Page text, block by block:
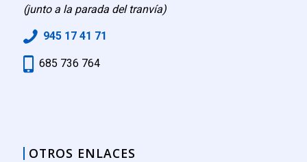
(junto a la parada del tranvía)
945 17 41 71
685 736 764
OTROS ENLACES